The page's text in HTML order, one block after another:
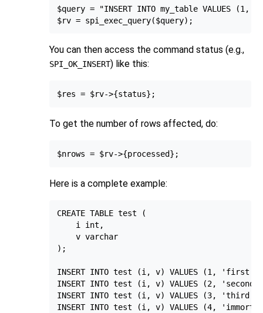
$query = "INSERT INTO my_table VALUES
You can then access the command status (e.g.,
SPI_OK_INSERT) like this:
To get the number of rows affected, do:
Here is a complete example:
CREATE TABLE test (
    i int,
    v varchar
);
INSERT INTO test (i, v) VALUES (1, 'first
INSERT INTO test (i, v) VALUES (2,
INSERT INTO test (i, v) VALUES (3, 'third
INSERT INTO test (i, v) VALUES (4,